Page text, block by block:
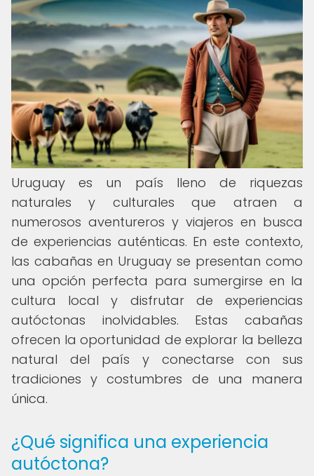
Uruguay es un país lleno de riquezas
naturales y culturales que atraen a
numerosos aventureros y viajeros en busca
de experiencias auténticas. En este contexto,
las cabañas en Uruguay se presentan como
una opción perfecta para sumergirse en la
cultura local y disfrutar de experiencias
autóctonas inolvidables. Estas cabañas
ofrecen la oportunidad de explorar la belleza
natural del país y conectarse con sus
tradiciones y costumbres de una manera
única.
¿Qué significa una experiencia
autóctona?